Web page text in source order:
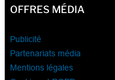
OFFRES MÉDIA
Publicité
Partenariats média
Mentions légales